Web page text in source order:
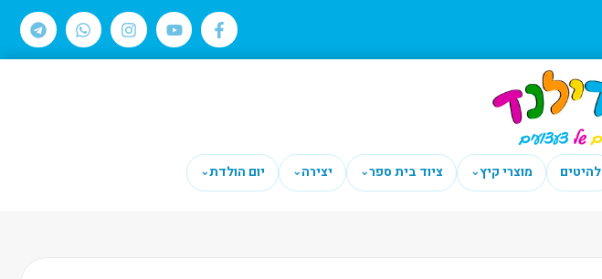
להיטים מוצרי קיץ⌄ ציוד בית ספר⌄ יצירה⌄ יום הולדת⌄